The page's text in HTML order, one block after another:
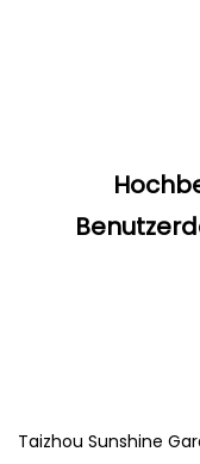
Taizhou Sunshine